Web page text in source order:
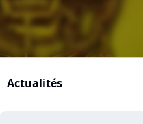
Actualités